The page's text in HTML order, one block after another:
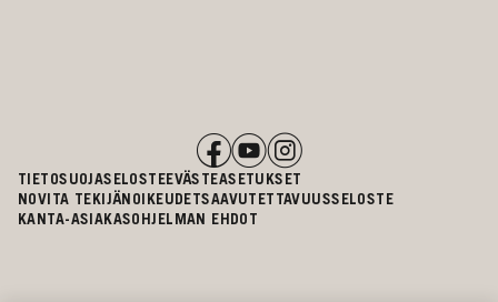
TIETOSUOJASELOSTEEVÄSTEASETUKSET
NOVITA TEKIJÄNOIKEUDETSAAVUTETTAVUUSSELOSTE
KANTA-ASIAKASOHJELMAN EHDOT